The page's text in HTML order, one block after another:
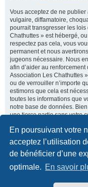
En poursuivant votre
acceptez l’utilisation
de bénéficier d’une
optimale. En savoir
Vous acceptez de ne
vulgaire, diffamatoire,
pourrait transgresser les
Chathuttes » est hébergé,
respectez pas cela, vous
permanent et nous
jugeons nécessaire. Nous
afin d’aider au
Association Les Chathuttes
ou de verrouiller n’importe
estimons que cela est
toutes les informations que
notre base de données.
une tierce partie sans votre
tentative de piratage visant
Revenir à la page
Site internet de l'association